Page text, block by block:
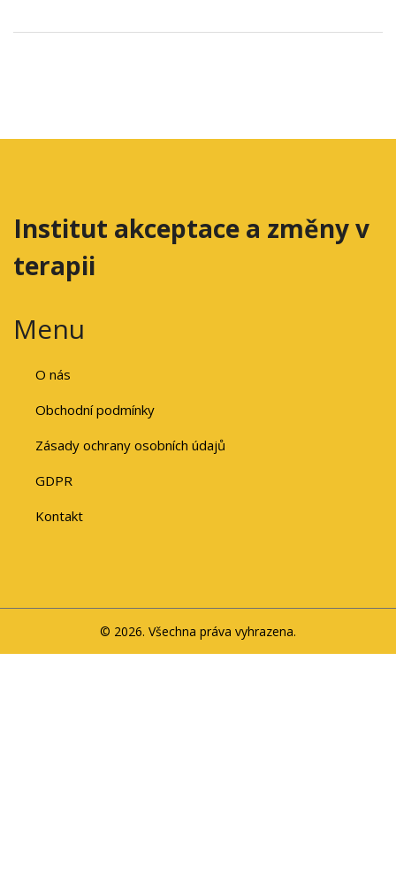
Institut akceptace a změny v
terapii
Menu
O nás
Obchodní podmínky
Zásady ochrany osobních údajů
GDPR
Kontakt
© 2026. Všechna práva vyhrazena.